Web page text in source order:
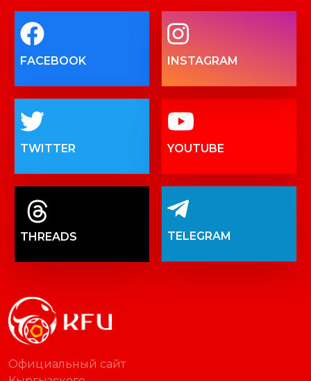
FACEBOOK INSTAGRAM
TWITTER YOUTUBE
THREADS TELEGRAM
Официальный сайт